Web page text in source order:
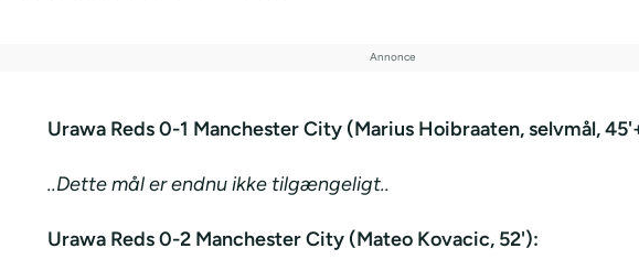
Urawa Reds 0-1 Manchester City (Marius Hoibraaten, selvmål,
..Dette mål er endnu ikke tilgængeligt..
Urawa Reds 0-2 Manchester City (Mateo Kovacic, 52'):